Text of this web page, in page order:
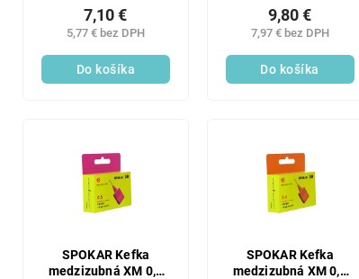
5,77 € bez DPH
7,10 €
Do košíka
7,97 € bez DPH
9,80 €
Do košíka
SPOKAR Kefka
medzizubná XM 0,5
SPOKAR Kefka
medzizubná XM 0,4